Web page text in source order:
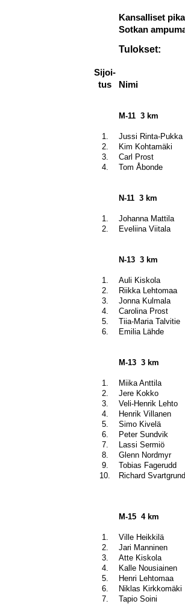
Kansalliset
Sotkan
Tulokset:
Sijoi-
tus
Nimi
M-11 3 km
1.
Jussi Rinta-Pukka
2.
Kim Kohtamäki
3.
Carl Prost
4.
Tom Åbonde
N-11 3 km
1.
Johanna Mattila
2.
Eveliina Viitala
N-13 3 km
1.
Auli Kiskola
2.
Riikka Lehtomaa
3.
Jonna Kulmala
4.
Carolina Prost
5.
Tiia-Maria Talvitie
6.
Emilia Lähde
M-13 3 km
1.
Miika Anttila
2.
Jere Kokko
3.
Veli-Henrik Lehto
4.
Henrik Villanen
5.
Simo Kivelä
6.
Peter Sundvik
7.
Lassi Sermiö
8.
Glenn Nordmyr
9.
Tobias Fagerudd
10.
Richard Svartgrund
M-15 4 km
1.
Ville Heikkilä
2.
Jari Manninen
3.
Atte Kiskola
4.
Kalle Nousiainen
5.
Henri Lehtomaa
6.
Niklas Kirkkomäki
7.
Tapio Soini